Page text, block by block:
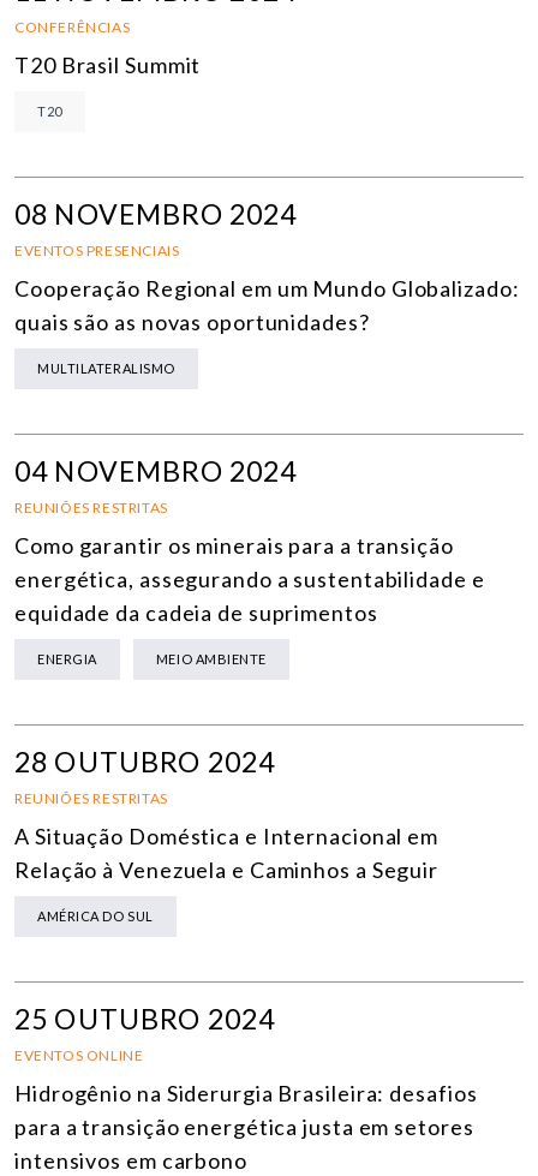
CONFERÊNCIAS
T20 Brasil Summit
T20
08 NOVEMBRO 2024
EVENTOS PRESENCIAIS
Cooperação Regional em um Mundo Globalizado:
quais são as novas oportunidades?
MULTILATERALISMO
04 NOVEMBRO 2024
REUNIÕES RESTRITAS
Como garantir os minerais para a transição
energética, assegurando a sustentabilidade e
equidade da cadeia de suprimentos
ENERGIA MEIO AMBIENTE
28 OUTUBRO 2024
REUNIÕES RESTRITAS
A Situação Doméstica e Internacional em
Relação à Venezuela e Caminhos a Seguir
AMÉRICA DO SUL
25 OUTUBRO 2024
EVENTOS ONLINE
Hidrogênio na Siderurgia Brasileira: desafios
para a transição energética justa em setores
intensivos em carbono